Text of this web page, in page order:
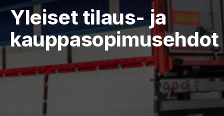
Yleiset tilaus- ja
kauppasopimusehdot